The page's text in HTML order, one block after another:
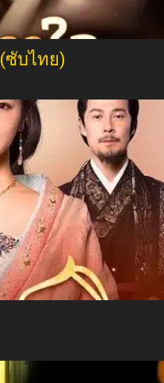
(ซับไทย)